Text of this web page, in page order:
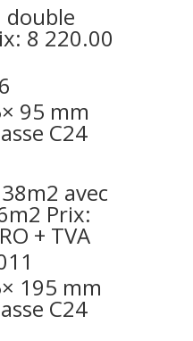
double
8 220.00
95 mm
C24
avec
Prix:
+ TVA
195 mm
C24